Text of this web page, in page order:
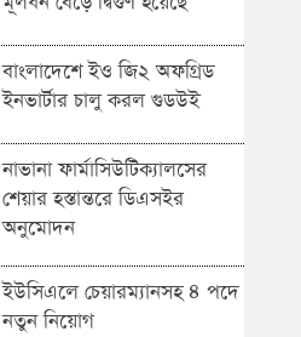
বাংলাদেশে ইও জি২ অফগ্রিড
ইনভার্টার চালু করল গুডউই
নাভানা ফার্মাসিউটিক্যালসের
শেয়ার হস্তান্তরে ডিএসইর
অনুমোদন
ইউসিএলে চেয়ারম্যানসহ ৪ পদে
নতুন নিয়োগ